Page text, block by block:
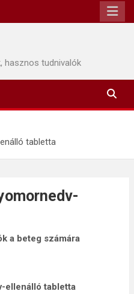
hasznos tudnivalók
tabletta
a beteg számára
ellenálló tabletta